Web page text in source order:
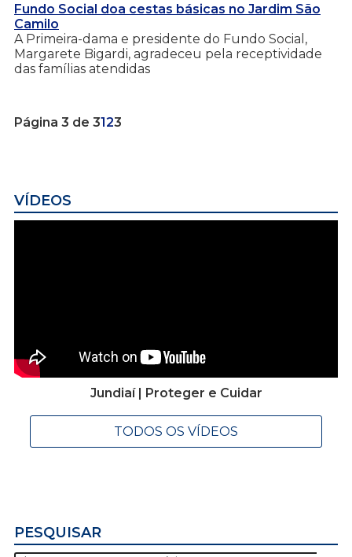
Fundo Social doa cestas básicas no Jardim São
Camilo
A Primeira-dama e presidente do Fundo Social,
Margarete Bigardi, agradeceu pela receptividade
das famílias atendidas
Página 3 de 3123
VÍDEOS
Jundiaí | Proteger e Cuidar
TODOS OS VÍDEOS
PESQUISAR